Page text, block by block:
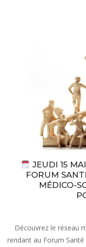
JEUDI 15
FORUM
MÉDICO-
Découvrez le réseau
rendant au Forum